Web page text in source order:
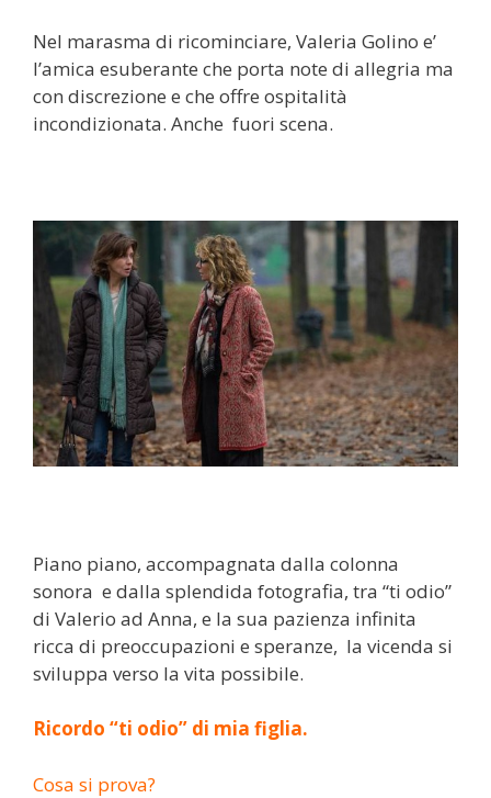
Nel marasma di ricominciare, Valeria Golino e’
l’amica esuberante che porta note di allegria ma
con discrezione e che offre ospitalità
incondizionata. Anche fuori scena.
Piano piano, accompagnata dalla colonna
sonora e dalla splendida fotografia, tra “ti odio”
di Valerio ad Anna, e la sua pazienza infinita
ricca di preoccupazioni e speranze, la vicenda si
sviluppa verso la vita possibile.
Ricordo “ti odio” di mia figlia.
Cosa si prova?